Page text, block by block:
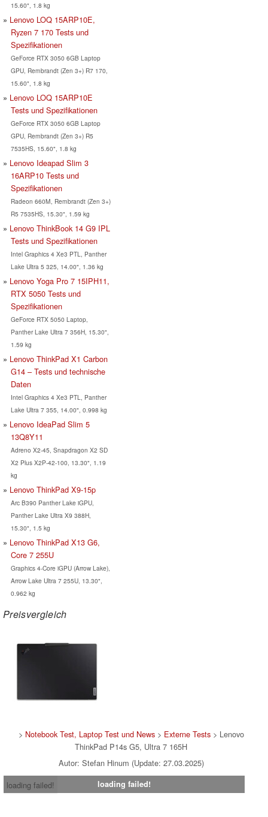
15.60", 1.8 kg
Lenovo LOQ 15ARP10E,
Ryzen 7 170 Tests und
Spezifikationen
GeForce RTX 3050 6GB Laptop
GPU, Rembrandt (Zen 3+) R7 170,
15.60", 1.8 kg
Lenovo LOQ 15ARP10E
Tests und Spezifikationen
GeForce RTX 3050 6GB Laptop
GPU, Rembrandt (Zen 3+) R5
7535HS, 15.60", 1.8 kg
Lenovo Ideapad Slim 3
16ARP10 Tests und
Spezifikationen
Radeon 660M, Rembrandt (Zen 3+)
R5 7535HS, 15.30", 1.59 kg
Lenovo ThinkBook 14 G9 IPL
Tests und Spezifikationen
Intel Graphics 4 Xe3 PTL, Panther
Lake Ultra 5 325, 14.00", 1.36 kg
Lenovo Yoga Pro 7 15IPH11,
RTX 5050 Tests und
Spezifikationen
GeForce RTX 5050 Laptop,
Panther Lake Ultra 7 356H, 15.30",
1.59 kg
Lenovo ThinkPad X1 Carbon
G14 – Tests und technische
Daten
Intel Graphics 4 Xe3 PTL, Panther
Lake Ultra 7 355, 14.00", 0.998 kg
Lenovo IdeaPad Slim 5
13Q8Y11
Adreno X2-45, Snapdragon X2 SD
X2 Plus X2P-42-100, 13.30", 1.19
kg
Lenovo ThinkPad X9-15p
Arc B390 Panther Lake iGPU,
Panther Lake Ultra X9 388H,
15.30", 1.5 kg
Lenovo ThinkPad X13 G6,
Core 7 255U
Graphics 4-Core iGPU (Arrow Lake),
Arrow Lake Ultra 7 255U, 13.30",
0.962 kg
Preisvergleich
> Notebook Test, Laptop Test und News> Externe Tests> Lenovo
ThinkPad P14s G5, Ultra 7 165H
Autor: Stefan Hinum (Update: 27.03.2025)
loading failed!
loading failed!